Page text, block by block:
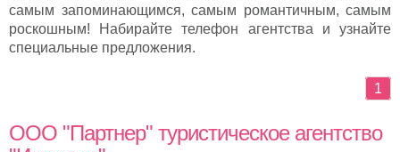
самым запоминающимся, самым романтичным, самым
роскошным! Набирайте телефон агентства и узнайте
специальные предложения.
1
ООО "Партнер" туристическое агентство